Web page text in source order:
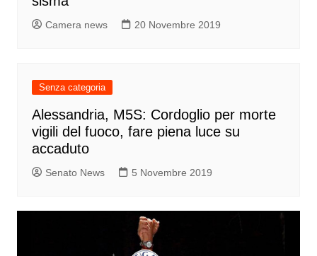
Camera news 20 Novembre 2019
Senza categoria
Alessandria, M5S: Cordoglio per morte
vigili del fuoco, fare piena luce su
accaduto
Senato News 5 Novembre 2019